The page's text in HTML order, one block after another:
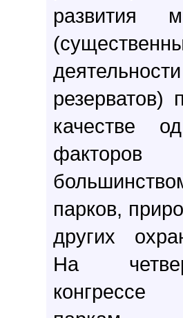
развития
резерватов)
качестве
парков,
других
На